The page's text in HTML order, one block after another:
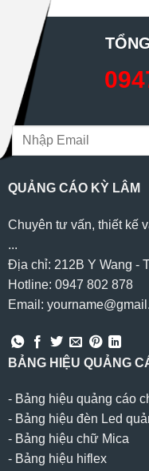
QUẢNG CÁO KỲ LÂM
Chuyên tư vấn, thiết kế
...
Địa chỉ: 212B Y Wang -
Hotline: 0947 802 878
Email:
BẢNG HIỆU QUẢNG
- Bảng hiệu quảng cáo
- Bảng hiệu đèn Led
- Bảng hiệu chữ Mica
- Bảng hiệu hiflex